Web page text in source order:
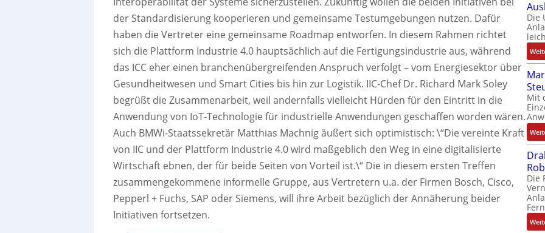
der Standardisierung kooperieren und gemeinsame Testumgebungen nutzen. Dafür
haben die Vertreter eine gemeinsame Roadmap entworfen. In diesem Rahmen richtet
sich die Plattform Industrie 4.0 hauptsächlich auf die Fertigungsindustrie aus, während
das ICC eher einen branchenübergreifenden Anspruch verfolgt – vom Energiesektor über
Gesundheitwesen und Smart Cities bis hin zur Logistik. IIC-Chef Dr. Richard Mark Soley
begrüßt die Zusammenarbeit, weil andernfalls vielleicht Hürden für den Eintritt in die
Anwendung von IoT-Technologie für industrielle Anwendungen geschaffen worden wären.
Auch BMWi-Staatssekretär Matthias Machnig äußert sich optimistisch: \“Die vereinte Kraft
von IIC und der Plattform Industrie 4.0 wird maßgeblich den Weg in eine digitalisierte
Wirtschaft ebnen, der für beide Seiten von Vorteil ist.\“ Die in diesem ersten Treffen
zusammengekommene informelle Gruppe, aus Vertretern u.a. der Firmen Bosch, Cisco,
Pepperl + Fuchs, SAP oder Siemens, will ihre Arbeit bezüglich der Annäherung beider
Initiativen fortsetzen.
Die
Mit
Die